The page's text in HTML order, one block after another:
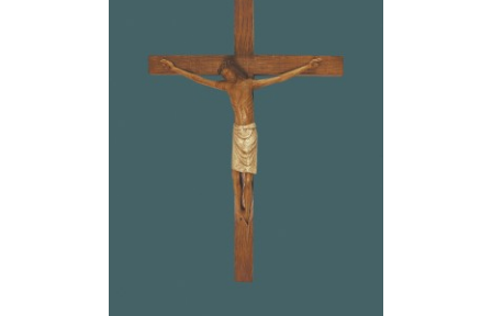
Cristo Rhénan Con Cruz -